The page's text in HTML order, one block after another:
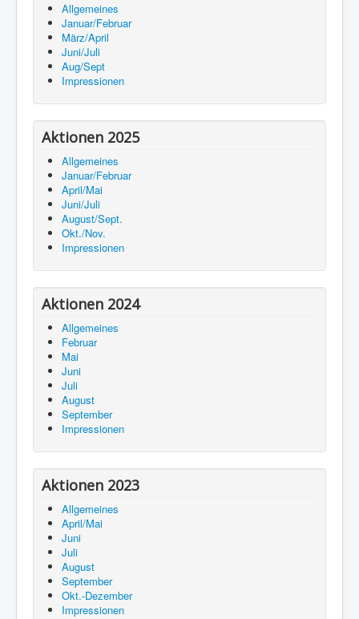
Allgemeines
Januar/Februar
März/April
Juni/Juli
Aug/Sept
Impressionen
Aktionen 2025
Allgemeines
Januar/Februar
April/Mai
Juni/Juli
August/Sept.
Okt./Nov.
Impressionen
Aktionen 2024
Allgemeines
Februar
Mai
Juni
Juli
August
September
Impressionen
Aktionen 2023
Allgemeines
April/Mai
Juni
Juli
August
September
Okt.-Dezember
Impressionen